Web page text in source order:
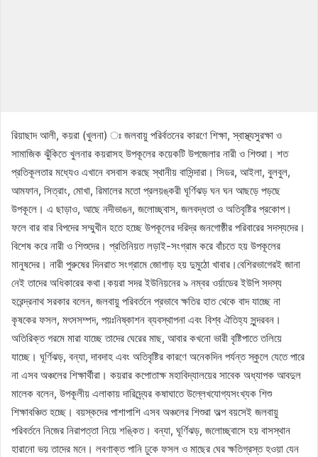
রিয়াছাদ আলী, কয়রা (খুলনা) ঃ জলবায়ু পরির্বতনের কারণে শিক্ষা, স্বাস্থ্যসুরক্ষা ও
সামাজিক ঝুঁকিতে খুলনার কয়রাসহ উপকূলের কয়েকটি উপজেলার নারী ও শিশুরা। শত
প্রতিকূলতার মধ্যেও এখানে বসবাস করছে স্থানীয় বাসিন্দারা। সিডর, আইলা, বুলবুল,
আমফান, সিত্রাং, মোখা, রিমালের মতো প্রলয়ঙ্করী ঘূর্ণিঝড় ঘন ঘন আছড়ে পড়ছে
উপকূলে। এ ছাড়াও, আছে নদীভাঙন, জলোচ্ছ্বাস, জলবদ্ধতা ও অতিবৃষ্টির প্রকোপ।
ফলে বার বার বিপদের সম্মুখীন হতে হচ্ছে উপকূলের দরিদ্র জনগোষ্ঠীর পরিবারের সদস্যদের।
বিশেষ করে নারী ও শিশুদের। প্রতিনিয়ত লড়াই-সংগ্রাম করে বাঁচতে হয় উপকূলের
মানুষদের। নারী পুরুষের দিনরাত সংগ্রামে জোগাড় হয় দুমুঠো খাবার।বেশিরভাগেরই জানা
নেই তাদের অধিকারের কথা।কয়রা সদর ইউনিয়নের ৯ নম্বর ওর্য়াডের ইউপি সদস্য
হরেন্দ্রনাথ সরকার বলেন, জলবায়ু পরিবর্তনে প্রভাবে ক্ষতির হাত থেকে বাদ যাচ্ছে না
কৃষকের ফসল, মৎসসম্পদ, পয়ঃনিষ্কাশন ব্যবস্থাপনা এবং বিশ্ব ঐতিহ্য সুন্দরবন।
অতিরিক্ত গরমে মারা যাচ্ছে তাদের ঘেরের মাছ, আবার কখনো ভারী বৃষ্টিপাতে তলিয়ে
যাচ্ছে। ঘূর্ণিঝড়, বন্যা, দাবদাহ এবং অতিবৃষ্টির কারণে অনেকদিন পর্যন্ত স্কুলে যেতে পারে
না এসব অঞ্চলের শিক্ষার্থীরা। কয়রার কপোতাক্ষ মহাবিদ্যালয়ের সাবেক অধ্যাপক আবদুল
মালেক বলেন, উপকূলীয় এলাকায় দারিদ্র্যের কষাঘাতে উল্লেখযোগ্যসংখ্যক শিশু
শিক্ষাবঞ্চিত হচ্ছে। বয়স্কদের পাশাপাশি এসব অঞ্চলের শিশুরা অল্প বয়সেই জলবায়ু
পরিবর্তনে নিজের নিরাপত্তা নিয়ে শঙ্কিত। বন্যা, ঘূর্ণিঝড়, জলোচ্ছ্বাসে হয় বাসস্থান
হারানো ভয় তাদের মনে। লবণাক্ত পানি ঢুকে ফসল ও মাছের ঘের ক্ষতিগ্রস্ত হওয়া যেন